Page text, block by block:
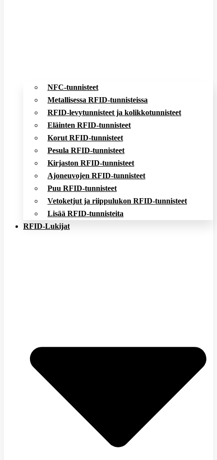
NFC-tunnisteet
Metallisessa RFID-tunnisteissa
RFID-levytunnisteet ja kolikkotunnisteet
Eläinten RFID-tunnisteet
Korut RFID-tunnisteet
Pesula RFID-tunnisteet
Kirjaston RFID-tunnisteet
Ajoneuvojen RFID-tunnisteet
Puu RFID-tunnisteet
Vetoketjut ja riippulukon RFID-tunnisteet
Lisää RFID-tunnisteita
RFID-Lukijat